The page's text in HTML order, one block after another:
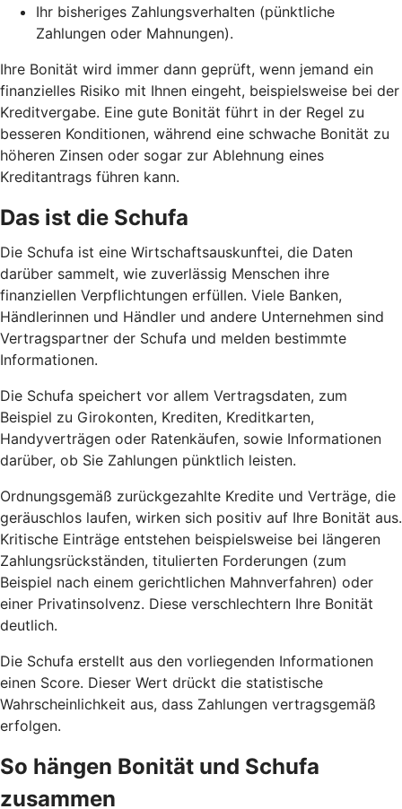
Ihr bisheriges Zahlungsverhalten (pünktliche
Zahlungen oder Mahnungen).
Ihre Bonität wird immer dann geprüft, wenn jemand ein
finanzielles Risiko mit Ihnen eingeht, beispielsweise bei der
Kreditvergabe. Eine gute Bonität führt in der Regel zu
besseren Konditionen, während eine schwache Bonität zu
höheren Zinsen oder sogar zur Ablehnung eines
Kreditantrags führen kann.
Das ist die Schufa
Die Schufa ist eine Wirtschaftsauskunftei, die Daten
darüber sammelt, wie zuverlässig Menschen ihre
finanziellen Verpflichtungen erfüllen. Viele Banken,
Händlerinnen und Händler und andere Unternehmen sind
Vertragspartner der Schufa und melden bestimmte
Informationen.
Die Schufa speichert vor allem Vertragsdaten, zum
Beispiel zu Girokonten, Krediten, Kreditkarten,
Handyverträgen oder Ratenkäufen, sowie Informationen
darüber, ob Sie Zahlungen pünktlich leisten.
Ordnungsgemäß zurückgezahlte Kredite und Verträge, die
geräuschlos laufen, wirken sich positiv auf Ihre Bonität aus.
Kritische Einträge entstehen beispielsweise bei längeren
Zahlungsrückständen, titulierten Forderungen (zum
Beispiel nach einem gerichtlichen Mahnverfahren) oder
einer Privatinsolvenz. Diese verschlechtern Ihre Bonität
deutlich.
Die Schufa erstellt aus den vorliegenden Informationen
einen Score. Dieser Wert drückt die statistische
Wahrscheinlichkeit aus, dass Zahlungen vertragsgemäß
erfolgen.
So hängen Bonität und Schufa
zusammen